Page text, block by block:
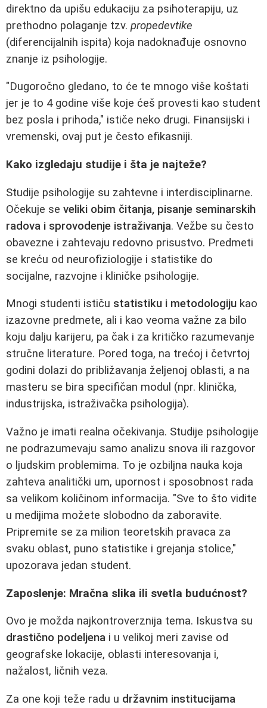
direktno da upišu edukaciju za psihoterapiju, uz
prethodno polaganje tzv. propedevtike
(diferencijalnih ispita) koja nadoknađuje osnovno
znanje iz psihologije.
"Dugoročno gledano, to će te mnogo više koštati
jer je to 4 godine više koje ćeš provesti kao student
bez posla i prihoda," ističe neko drugi. Finansijski i
vremenski, ovaj put je često efikasniji.
Kako izgledaju studije i šta je najteže?
Studije psihologije su zahtevne i interdisciplinarne.
Očekuje se veliki obim čitanja, pisanje seminarskih
radova i sprovodenje istraživanja. Vežbe su često
obavezne i zahtevaju redovno prisustvo. Predmeti
se kreću od neurofiziologije i statistike do
socijalne, razvojne i kliničke psihologije.
Mnogi studenti ističu statistiku i metodologiju kao
izazovne predmete, ali i kao veoma važne za bilo
koju dalju karijeru, pa čak i za kritičko razumevanje
stručne literature. Pored toga, na trećoj i četvrtoj
godini dolazi do približavanja željenoj oblasti, a na
masteru se bira specifičan modul (npr. klinička,
industrijska, istraživačka psihologija).
Važno je imati realna očekivanja. Studije psihologije
ne podrazumevaju samo analizu snova ili razgovor
o ljudskim problemima. To je ozbiljna nauka koja
zahteva analitički um, upornost i sposobnost rada
sa velikom količinom informacija. "Sve to što vidite
u medijima možete slobodno da zaboravite.
Pripremite se za milion teoretskih pravaca za
svaku oblast, puno statistike i grejanja stolice,"
upozorava jedan student.
Zaposlenje: Mračna slika ili svetla budućnost?
Ovo je možda najkontroverznija tema. Iskustva su
drastično podeljena i u velikoj meri zavise od
geografske lokacije, oblasti interesovanja i,
nažalost, ličnih veza.
Za one koji teže radu u državnim institucijama